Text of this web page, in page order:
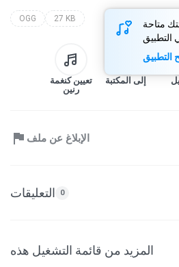
متاحة
التطبيق
التطبيق
OGG 27 KB
تعيين كنغمة
رنين
إلى المكتبة
الإبلاغ عن ملف
التعليقات 0
المزيد من قائمة التشغيل هذه